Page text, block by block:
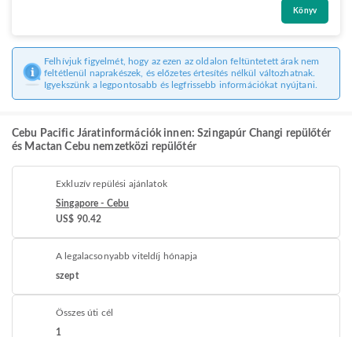
Könyv
Felhívjuk figyelmét, hogy az ezen az oldalon feltüntetett árak nem
feltétlenül naprakészek, és előzetes értesítés nélkül változhatnak.
Igyekszünk a legpontosabb és legfrissebb információkat nyújtani.
Cebu Pacific Járatinformációk innen: Szingapúr Changi repülőtér
és Mactan Cebu nemzetközi repülőtér
Exkluzív repülési ajánlatok
Singapore - Cebu
US$ 90.42
A legalacsonyabb viteldíj hónapja
szept
Összes úti cél
1